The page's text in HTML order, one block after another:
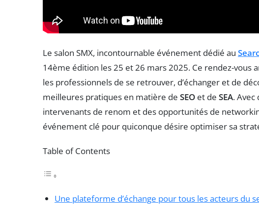
Le salon SMX, incontournable événement dédié au
14ème édition les 25 et 26 mars 2025. Ce rendez-vous
les professionnels de se retrouver, d’échanger et de
meilleures pratiques en matière de SEO et de SEA.
intervenants de renom et des opportunités de
événement clé pour quiconque désire optimiser sa
Table of Contents
Une plateforme d’échange pour tous les acteurs du